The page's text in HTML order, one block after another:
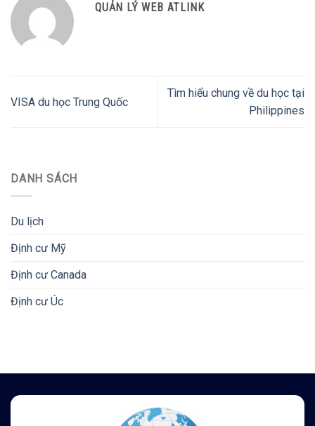
DANH SÁCH
Du lịch
Định cư Mỹ
Định cư Canada
Định cư Úc
QUẢN LÝ WEB ATLINK
VISA du học Trung Quốc
Tìm hiểu chung về du học tại
Philippines